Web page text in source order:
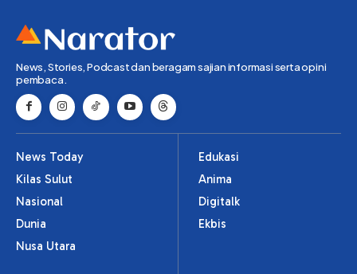
News, Stories, Podcast dan beragam sajian informasi serta opini
pembaca.
News Today
Kilas Sulut
Nasional
Dunia
Nusa Utara
Edukasi
Anima
Digitalk
Ekbis